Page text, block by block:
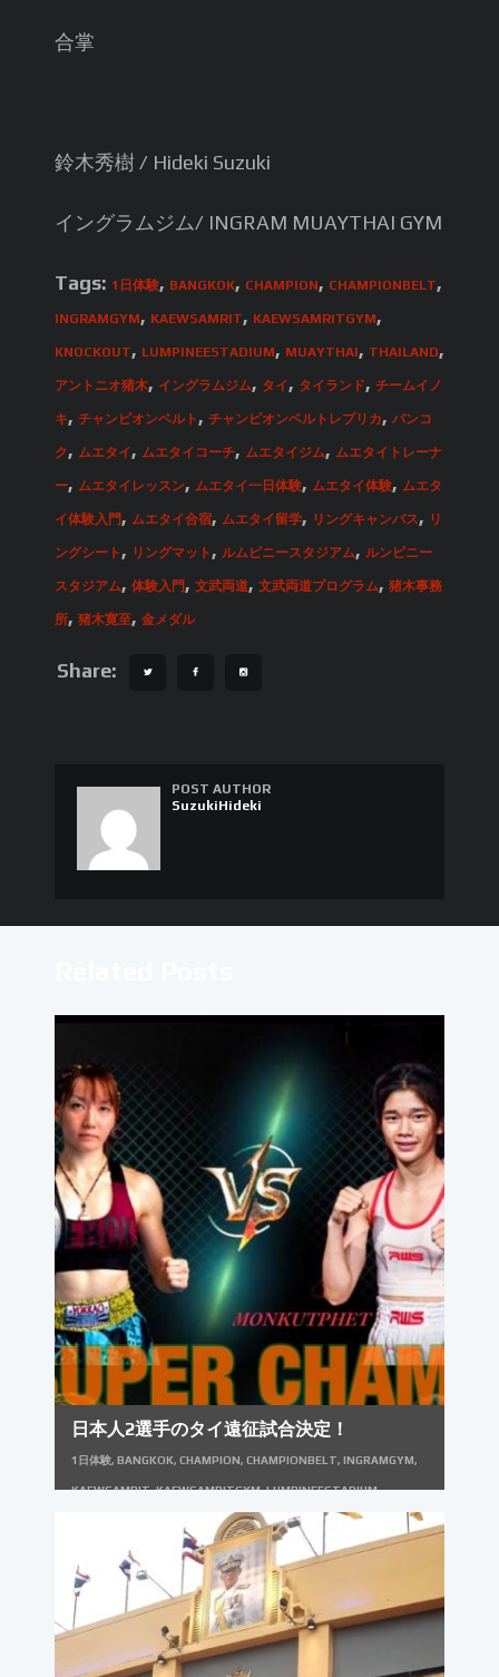
合掌
鈴木秀樹 / Hideki Suzuki
イングラムジム/ INGRAM MUAYTHAI GYM
Tags: 1日体験, BANGKOK, CHAMPION, CHAMPIONBELT,
INGRAMGYM, KAEWSAMRIT, KAEWSAMRITGYM,
KNOCKOUT, LUMPINEESTADIUM, MUAYTHAI, THAILAND,
アントニオ猪木, イングラムジム, タイ, タイランド, チームイノ
キ, チャンピオンベルト , チャンピオンベルトレプリカ, バンコ
ク, ムエタイ, ムエタイコーチ, ムエタイジム, ムエタイトレーナ
ー, ムエタイレッスン, ムエタイ一日体験, ムエタイ体験, ムエタ
イ体験入門 , ムエタイ合宿, ムエタイ留学, リングキャンバス, リ
ングシート , リングマット , ルムピニースタジアム, ルンピニー
スタジアム, 体験入門 , 文武両道, 文武両道プログラム, 猪木事務
所, 猪木寛至, 金メダル
Share:
POST AUTHOR
SuzukiHideki
日本人2選手のタイ遠征試合決定！
1日体験, BANGKOK, CHAMPION, CHAMPIONBELT, INGRAMGYM,
KAEWSAMRIT,KAEWSAMRITGYM,LUMPINEESTADIUM,
,THAILAND,イングラムジム キーホル
タイランド,チャンピオンベルト チャンピオンベルトレプリ
カ,バンコク ,ムエタイ ムエタイコーチ ムエタイジム
ナー ムエタイレッスン ムエタイ一日体験,ムエタイ体験,ムエタイ体験
ムエタイ合宿,ムエタイ留学,リングキャンバス リングシート
ングマット,ルムピニースタジアム,ルンピニースタジアム 体験入門,女